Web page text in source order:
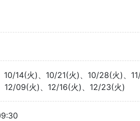
10/14(火)、10/21(火)、10/28(火)、
12/09(火)、12/16(火)、12/23(火)